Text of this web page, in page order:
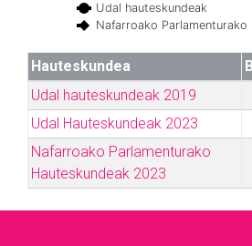
Udal hauteskundeak
Nafarroako Parlamenturako
Hauteskundea
Udal hauteskundeak 2019
Udal Hauteskundeak 2023
Nafarroako Parlamenturako
Hauteskundeak 2023